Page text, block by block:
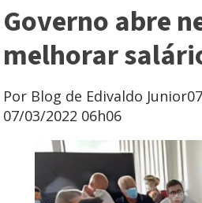
Governo abre
melhorar
Por Blog de Edivaldo Junior
07/03/2022 06h06